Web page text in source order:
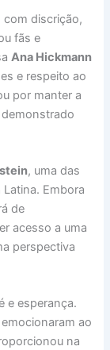
com discrição,
fãs e
Ana Hickmann
e respeito ao
por manter a
, uma das
Embora
de
acesso a uma
perspectiva
e esperança.
ao
na